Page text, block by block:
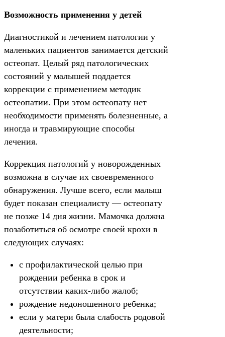
Возможность применения у детей
Диагностикой и лечением патологии у
маленьких пациентов занимается детский
остеопат. Целый ряд патологических
состояний у малышей поддается
коррекции с применением методик
остеопатии. При этом остеопату нет
необходимости применять болезненные, а
иногда и травмирующие способы
лечения.
Коррекция патологий у новорожденных
возможна в случае их своевременного
обнаружения. Лучше всего, если малыш
будет показан специалисту — остеопату
не позже 14 дня жизни. Мамочка должна
позаботиться об осмотре своей крохи в
следующих случаях:
с профилактической целью при
рождении ребенка в срок и
отсутствии каких-либо жалоб;
рождение недоношенного ребенка;
если у матери была слабость родовой
деятельности;